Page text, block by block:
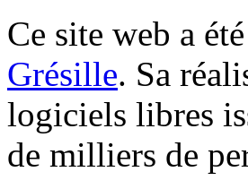
Ce site web a
Grésille. Sa
logiciels libres
de milliers de